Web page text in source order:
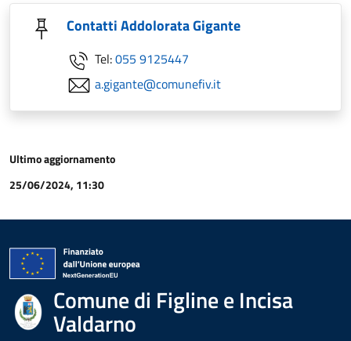
Contatti Addolorata Gigante
Tel:055 9125447
a.gigante@comunefiv.it
Ultimo aggiornamento
25/06/2024, 11:30
Comune di Figline e Incisa
Valdarno